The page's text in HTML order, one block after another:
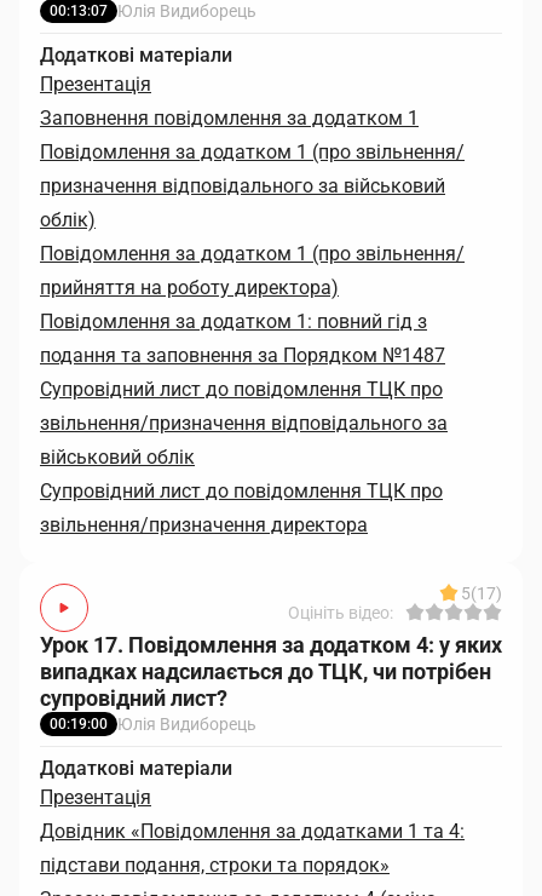
00:13:07 Юлія Видиборець
Додаткові матеріали
Презентація
Заповнення повідомлення за додатком 1
Повідомлення за додатком 1 (про звільнення/
призначення відповідального за військовий
облік)
Повідомлення за додатком 1 (про звільнення/
прийняття на роботу директора)
Повідомлення за додатком 1: повний гід з
подання та заповнення за Порядком №1487
Супровідний лист до повідомлення ТЦК про
звільнення/призначення відповідального за
військовий облік
Супровідний лист до повідомлення ТЦК про
звільнення/призначення директора
5(17)
Оцініть відео:
Урок 17. Повідомлення за додатком 4: у яких
випадках надсилається до ТЦК, чи потрібен
супровідний лист?
00:19:00 Юлія Видиборець
Додаткові матеріали
Презентація
Довідник «Повідомлення за додатками 1 та 4:
підстави подання, строки та порядок»